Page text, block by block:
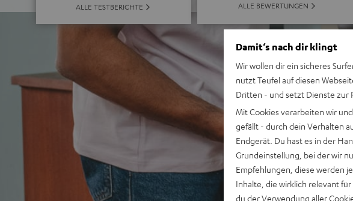
ALLE TESTBERICHTE ALLE BEWERTUNGEN
Damit‘s nach dir klingt
Wir wollen dir ein sicheres
nutzt Teufel auf diesen
Dritten - und setzt Dienste zur
Mit Cookies verarbeiten wir
gefällt - durch dein Verhalten
Endgerät. Du hast es in der
Grundeinstellung, bei der wir
Empfehlungen, diese werden
Inhalte, die wirklich relevant
du der Verwendung aller